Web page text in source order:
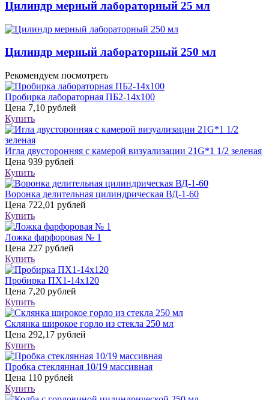
Цилиндр мерный лабораторный 25 мл
Цилиндр мерный лабораторный 250 мл
Рекомендуем посмотреть
Пробирка лабораторная ПБ2-14х100
Цена 7,10 рублей
Купить
Игла двусторонняя с камерой визуализации 21G*1 1/2 зеленая
Цена 939 рублей
Купить
Воронка делительная цилиндрическая ВД-1-60
Цена 722,01 рублей
Купить
Ложка фарфоровая № 1
Цена 227 рублей
Купить
Пробирка ПХ1-14х120
Цена 7,20 рублей
Купить
Склянка широкое горло из стекла 250 мл
Цена 292,17 рублей
Купить
Пробка стеклянная 10/19 массивная
Цена 110 рублей
Купить